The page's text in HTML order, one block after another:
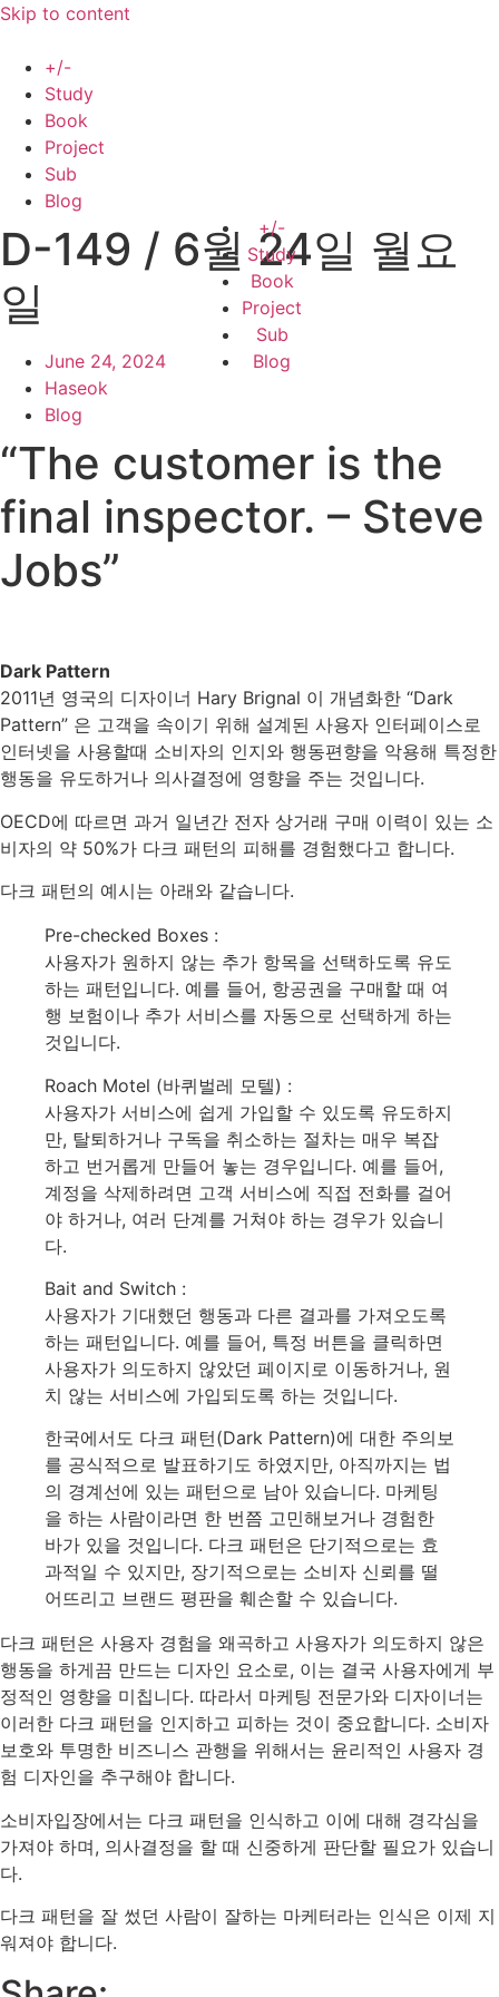
Skip to content
+/-
Study
Book
Project
Sub
Blog
+/-
Study
Book
Project
Sub
Blog
D-149 / 6월 24일 월요
일
June 24, 2024
Haseok
Blog
“The customer is the
final inspector. – Steve
Jobs”
Dark Pattern
2011년 영국의 디자이너 Hary Brignal 이 개념화한 “Dark
Pattern” 은 고객을 속이기 위해 설계된 사용자 인터페이스로
인터넷을 사용할때 소비자의 인지와 행동편향을 악용해 특정한
행동을 유도하거나 의사결정에 영향을 주는 것입니다.
OECD에 따르면 과거 일년간 전자 상거래 구매 이력이 있는 소
비자의 약 50%가 다크 패턴의 피해를 경험했다고 합니다.
다크 패턴의 예시는 아래와 같습니다.
Pre-checked Boxes :
사용자가 원하지 않는 추가 항목을 선택하도록 유도
하는 패턴입니다. 예를 들어, 항공권을 구매할 때 여
행 보험이나 추가 서비스를 자동으로 선택하게 하는
것입니다.
Roach Motel (바퀴벌레 모텔) :
사용자가 서비스에 쉽게 가입할 수 있도록 유도하지
만, 탈퇴하거나 구독을 취소하는 절차는 매우 복잡
하고 번거롭게 만들어 놓는 경우입니다. 예를 들어,
계정을 삭제하려면 고객 서비스에 직접 전화를 걸어
야 하거나, 여러 단계를 거쳐야 하는 경우가 있습니
다.
Bait and Switch :
사용자가 기대했던 행동과 다른 결과를 가져오도록
하는 패턴입니다. 예를 들어, 특정 버튼을 클릭하면
사용자가 의도하지 않았던 페이지로 이동하거나, 원
치 않는 서비스에 가입되도록 하는 것입니다.
한국에서도 다크 패턴(Dark Pattern)에 대한 주의보
를 공식적으로 발표하기도 하였지만, 아직까지는 법
의 경계선에 있는 패턴으로 남아 있습니다. 마케팅
을 하는 사람이라면 한 번쯤 고민해보거나 경험한
바가 있을 것입니다. 다크 패턴은 단기적으로는 효
과적일 수 있지만, 장기적으로는 소비자 신뢰를 떨
어뜨리고 브랜드 평판을 훼손할 수 있습니다.
다크 패턴은 사용자 경험을 왜곡하고 사용자가 의도하지 않은
행동을 하게끔 만드는 디자인 요소로, 이는 결국 사용자에게 부
정적인 영향을 미칩니다. 따라서 마케팅 전문가와 디자이너는
이러한 다크 패턴을 인지하고 피하는 것이 중요합니다. 소비자
보호와 투명한 비즈니스 관행을 위해서는 윤리적인 사용자 경
험 디자인을 추구해야 합니다.
소비자입장에서는 다크 패턴을 인식하고 이에 대해 경각심을
가져야 하며, 의사결정을 할 때 신중하게 판단할 필요가 있습니
다.
다크 패턴을 잘 썼던 사람이 잘하는 마케터라는 인식은 이제 지
워져야 합니다.